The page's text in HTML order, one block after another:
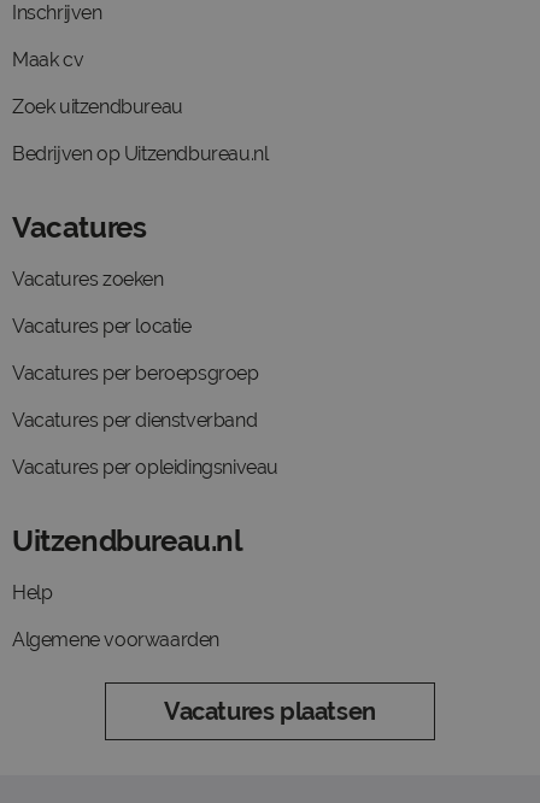
Inschrijven
Maak cv
Zoek uitzendbureau
Bedrijven op Uitzendbureau.nl
Vacatures
Vacatures zoeken
Vacatures per locatie
Vacatures per beroepsgroep
Vacatures per dienstverband
Vacatures per opleidingsniveau
Uitzendbureau.nl
Help
Algemene voorwaarden
Vacatures plaatsen